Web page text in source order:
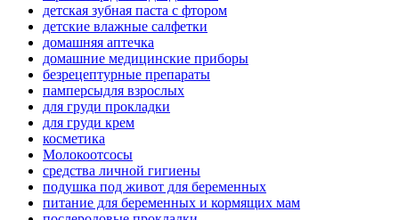
детская зубная паста с фтором
детские влажные салфетки
домашняя аптечка
домашние медицинские приборы
безрецептурные препараты
памперсыдля взрослых
для груди прокладки
для груди крем
косметика
Молокоотсосы
средства личной гигиены
подушка под живот для беременных
питание для беременных и кормящих мам